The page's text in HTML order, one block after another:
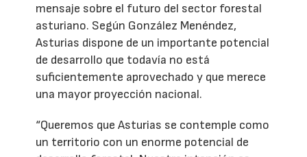
mensaje sobre el futuro del sector forestal
asturiano. Según González Menéndez,
Asturias dispone de un importante potencial
de desarrollo que todavía no está
suficientemente aprovechado y que merece
una mayor proyección nacional.
“Queremos que Asturias se contemple como
un territorio con un enorme potencial de